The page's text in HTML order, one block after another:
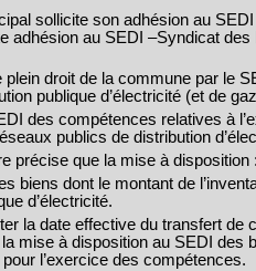
sollicite son adhésion au
adhésion au SEDI –Syndicat
plein droit de la commune par le
publique d’électricité (et de
des compétences relatives à
publics de distribution
précise que la mise à disposition :
biens dont le montant de
d’électricité.
la date effective du transfert
mise à disposition au SEDI des
l’exercice des compétences.